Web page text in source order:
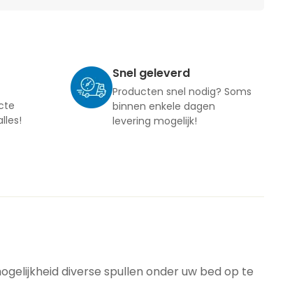
Snel geleverd
Producten snel nodig? Soms
binnen enkele dagen
levering mogelijk!
diverse spullen onder uw bed op te